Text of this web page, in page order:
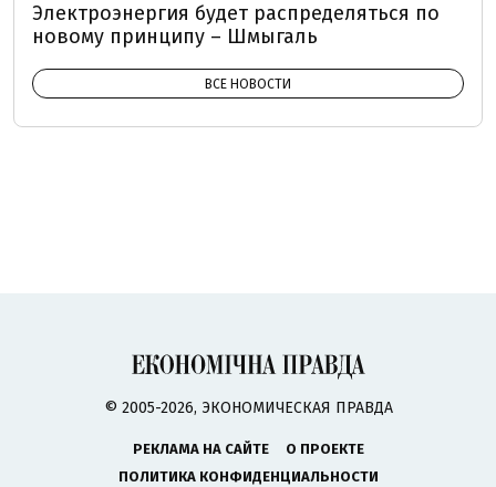
Электроэнергия будет распределяться по
новому принципу – Шмыгаль
ВСЕ НОВОСТИ
© 2005-2026, ЭКОНОМИЧЕСКАЯ ПРАВДА
РЕКЛАМА НА САЙТЕ
О ПРОЕКТЕ
ПОЛИТИКА КОНФИДЕНЦИАЛЬНОСТИ